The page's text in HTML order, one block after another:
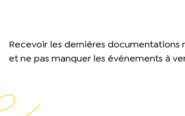
Recevoir les dernières documentations
et ne pas manquer les événements à